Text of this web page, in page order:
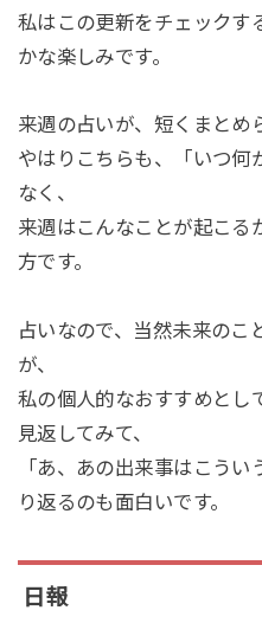
私はこの更新をチェックす
かな楽しみです。
来週の占いが、短くまとめ
やはりこちらも、「いつ何
なく、
来週はこんなことが起こる
方です。
占いなので、当然未来のこ
が、
私の個人的なおすすめとし
見返してみて、
「あ、あの出来事はこう
り返るのも面白いです。
日報